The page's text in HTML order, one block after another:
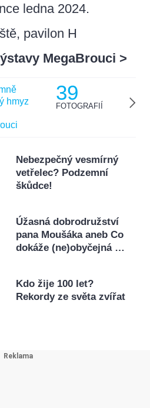
ledna 2024.
pavilon H
MegaBrouci >
39
FOTOGRAFIÍ
Nebezpečný vesmírný
vetřelec? Podzemní
škůdce!
Úžasná dobrodružství
pana Moušáka aneb Co
dokáže (ne)obyčejná …
Kdo žije 100 let?
Rekordy ze světa zvířat